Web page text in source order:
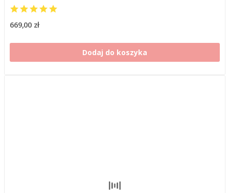
669,00 zł
Dodaj do koszyka